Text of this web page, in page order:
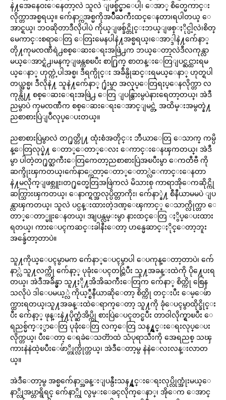
နဲ႔အေနေဝးေနေတာ့လဲ သူလဲ ျဖစ္ခ်င္မွာေပါ့၊ ေအာ္ စိတ္မေကာင္း
လိုက္တာအစ္မရယ္။ က်ေနာ္ကအစ္မကိုအပ်ိဳႀကီးထင္ေနတာ၊ရပါတယ္ ေ
အာင္ရယ္၊ ဘဝဆိုတာဒီလိုပါပဲ ကိုယ္ျဖစ္ခ်င္တိုင္းဘယ္ျဖစ္ႏိုင္ပါ့လဲ၊စိတ္
မေကာင္းစရာေတြ ေတြးမေနပါနဲ႔အစ္မရယ္၊ေအာ္ဒါနဲ႔က်ေနာ္
တို႔ကုမၸဏီရဲ႕စစ္ေဆးေရးအဖြဲ႕က ဘယ္ေတာ့လဲဒီလကုန္လာ
မယ္ေအာင္ရဲ႕၊မနက္ျဖန္ကစၿပီး စာ႐ြက္ စာတန္းေတြျပင္ဆင္ထားရမ
ယ္ေနာ္ ဟုတ္ကဲ့ပါအစ္မ၊ ဒီရက္ပိုင္း အခ်ိန္ပိုဆင္းရမယ္ေနာ္ ဟုတ္ရပါ
တယ္အစ္မ၊ ဒီလိုနဲ႔ သူနဲ႔က်ေနာ္ ႐ုံးမွာ အလုပ္ေတြရႈပ္ေနလိုက္တာ လ
ကုန္လို႔ စစ္ေဆးေရးအဖြဲ႕ ေတြ ျပန္သြားမွပဲနားရေတာ့တယ္၊ အဲဒီ
ညမွာပဲ ကုမၸဏီက စစ္ေဆးေရးေအာင္ျမင္တဲ့ အထိမ္းအမွတ္နဲ႔
ညစာစားပြဲျပဳလုပ္ေပးတယ္။
ညစာစားပြဲမွာလဲ တ႐ုတ္တို႔ ထုံးစံအတိုင္း ဘီယာေတြ ေသာက္ ကမ္ပိ
န္ေတြလုပ္နဲ႔ ေတာ္ေတာ္ေလး ေကာင္းေနၾကတယ္၊ အဲဒီ
မွာ ပါတဲ့တ႐ုတ္ႀကီးေတြကေတာ့ညစာစားပြဲအၿပီးမွာ ေကတီဗီ ကို
ဆက္ဒိုးၾကတယ္၊က်ေနာ္ကေတာ့ေတာ္ေတာ္လဲေကာင္းေနတာ
နဲ႔မလိုက္ျဖစ္ဘူး၊တ႐ုတ္မေတြအဖြဲကလဲ မိသားစု ကာရာအိုေကဆိုင္ကို
ဆက္သြားၾကတယ္၊ ေနာက္ရက္အလုပ္ပိတ္တာကိုး၊ က်ေနာ္နဲ႔ စီနီယာမမပဲ ျပ
န္လာၾကတယ္၊ သူလဲ ပင္ပန္းထားတဲ့ဒဏ္ေၾကာင့္ ေသာက္လိုက္တာ ေ
တာ္ေတာ္မူးေနတယ္၊ အျပန္လမ္းမွာ နားထင္ေတြ ႏွိပ္ေပးထား
ရတယ္၊ ကားေပၚကဆင္းခါနီးေတာ့ ဟန္မေဆာင္ႏိုင္ေတာ့ဘူး
အန္ခ်ေတာ့တာပဲ။
သူ႔ကိုယ္ေပၚမွာမက က်ေနာ္ေပၚမွာပါ ေပကုန္ေတာ့တာပဲ၊ က်ေ
နာ္လဲ သူ႔လက္ကို က်ေနာ့္ ပုခုံးေပၚတင္တြဲပီး သူ႔အခန္းထဲကို ပို႔ေပးရ
တယ္၊ အဲဒီအခ်ိန္မွာ သူ႔ႏို႔အိအိႀကီးေတြက က်ေနာ္ စိတ္ကို စြေန
သလိုပဲ ဒါေပမယ့္လဲ ကိုယ့္စီနီယာဆိုေတာ့ စိတ္ကို တင္းပီး ေမ့ေဖ်ာ
က္ထားရတယ္၊သူ႔အခန္းထဲေရာက္ေတာ့ သူ႔ကို ခုံေပၚမွာထိုင္ခိုင္း
ပီး က်ေနာ့္ ဖုန္းနဲ႔ပိုက္ဆံအိပ္ကို စားပြဲေပၚတင္ၿပီး တာဝါလိုက္ရွာၿပီး ေ
ရညစ္မ်က္ႏွာေတြ ပုခုံးေတြ လက္ေတြ သန႔္ရွင္းေရးလုပ္ေပး
လိုက္တယ္၊ ပီးေတာ့ ေရခဲေသတၱာထဲ သံပုရာသီးကို အေရညစ္ သၾ
ကားနဲနဲထဲ့ၿပီးေဖ်ာ္တိုက္လိုက္တယ္၊ အဲဒီေတာ့မွ နဲနဲေလးလန္းလာတ
ယ္။
အဲဒီေတာ့မွ အစ္မက်ေနာ္အခန္းျပန္ပီးသန႔္ရွင္းေရးလုပ္လိုက္အုံးမယ္ေ
နာ္လိုအပ္တာရွိရင္ က်ေနာ္ကို လွမ္းေခၚလိုက္ေနာ္၊ အိုေက ေအာင္